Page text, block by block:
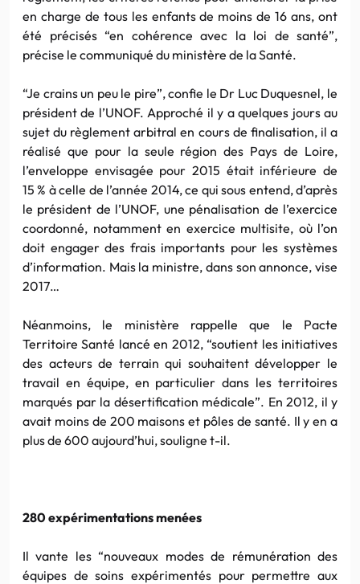
en charge de tous les enfants de moins de 16 ans, ont
été précisés “en cohérence avec la loi de santé”,
précise le communiqué du ministère de la Santé.
“Je crains un peu le pire”, confie le Dr Luc Duquesnel, le
président de l’UNOF. Approché il y a quelques jours au
sujet du règlement arbitral en cours de finalisation, il a
réalisé que pour la seule région des Pays de Loire,
l’enveloppe envisagée pour 2015 était inférieure de
15 % à celle de l’année 2014, ce qui sous entend, d’après
le président de l’UNOF, une pénalisation de l’exercice
coordonné, notamment en exercice multisite, où l’on
doit engager des frais importants pour les systèmes
d’information. Mais la ministre, dans son annonce, vise
2017…
Néanmoins, le ministère rappelle que le Pacte
Territoire Santé lancé en 2012, “soutient les initiatives
des acteurs de terrain qui souhaitent développer le
travail en équipe, en particulier dans les territoires
marqués par la désertification médicale”. En 2012, il y
avait moins de 200 maisons et pôles de santé. Il y en a
plus de 600 aujourd’hui, souligne t-il.
280 expérimentations menées
Il vante les “nouveaux modes de rémunération des
équipes de soins expérimentés pour permettre aux